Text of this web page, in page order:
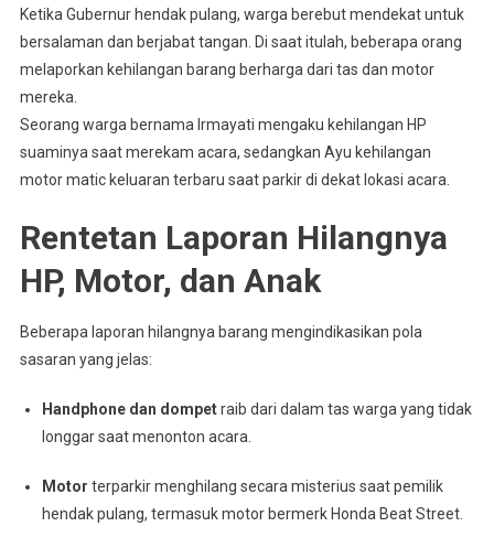
Ketika Gubernur hendak pulang, warga berebut mendekat untuk
bersalaman dan berjabat tangan. Di saat itulah, beberapa orang
melaporkan kehilangan barang berharga dari tas dan motor
mereka.
Seorang warga bernama Irmayati mengaku kehilangan HP
suaminya saat merekam acara, sedangkan Ayu kehilangan
motor matic keluaran terbaru saat parkir di dekat lokasi acara.
Rentetan Laporan Hilangnya
HP, Motor, dan Anak
Beberapa laporan hilangnya barang mengindikasikan pola
sasaran yang jelas:
Handphone dan dompetraib dari dalam tas warga yang tidak
longgar saat menonton acara.
Motor terparkir menghilang secara misterius saat pemilik
hendak pulang, termasuk motor bermerk Honda Beat Street.